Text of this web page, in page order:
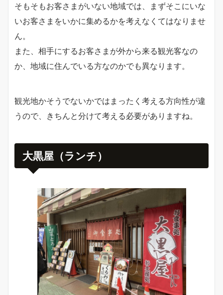
そもそもお客さまがいない地域では、まずそこにいな
いお客さまをいかに集めるかを考えなくてはなりませ
ん。
また、相手にするお客さまが外から来る観光客なの
か、地域に住んでいる方なのかでも異なります。
観光地かそうでないかではまったく考える方向性が違
うので、きちんと分けて考える必要がありますね。
大黒屋（ランチ）